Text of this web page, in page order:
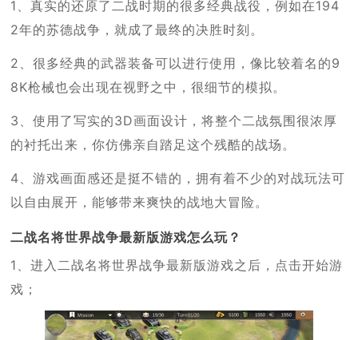
1、真实的还原了二战时期的很多经典战役，例如在194
2年的苏德战争，就成了最终的决胜时刻。
2、很多经典的武器装备可以进行使用，像比较着名的9
8K枪械也会出现在视野之中，很细节的模拟。
3、使用了写实的3D画面设计，将整个二战氛围很浓厚
的衬托出来，你仿佛亲自踏足这个残酷的战场。
4、游戏画面感还是挺不错的，拥有着不少的对战玩法可
以自由展开，能够带来爽快的战地大冒险。
二战名将世界战争最新版游戏怎么玩？
1、进入二战名将世界战争最新版游戏之后，点击开始游
戏；